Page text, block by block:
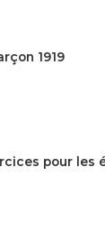
1919
pour les